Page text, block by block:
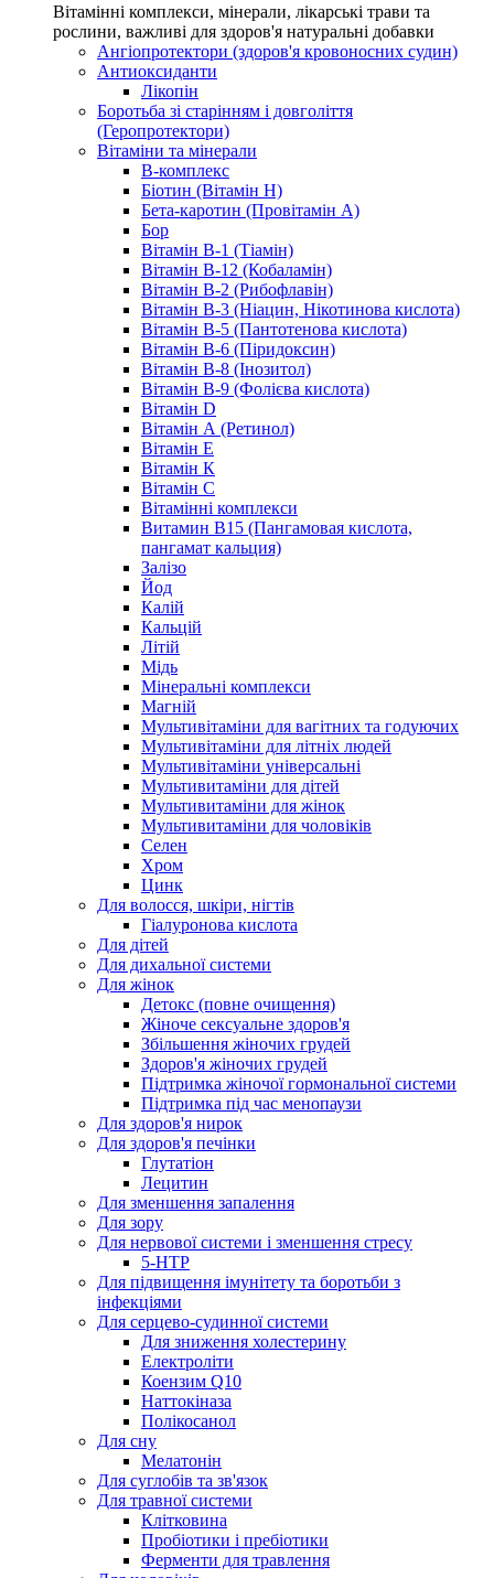
Вітамінні комплекси, мінерали, лікарські трави та
рослини, важливі для здоров'я натуральні добавки
Ангіопротектори (здоров'я кровоносних судин)
Антиоксиданти
Лікопін
Боротьба зі старінням і довголіття
(Геропротектори)
Вітаміни та мінерали
B-комплекс
Біотин (Вітамін H)
Бета-каротин (Провітамін А)
Бор
Вітамін B-1 (Тіамін)
Вітамін B-12 (Кобаламін)
Вітамін B-2 (Рибофлавін)
Вітамін B-3 (Ніацин, Нікотинова кислота)
Вітамін B-5 (Пантотенова кислота)
Вітамін B-6 (Піридоксин)
Вітамін B-8 (Інозитол)
Вітамін B-9 (Фолієва кислота)
Вітамін D
Вітамін А (Ретинол)
Вітамін Е
Вітамін К
Вітамін С
Вітамінні комплекси
Витамин B15 (Пангамовая кислота,
пангамат кальция)
Залізо
Йод
Калій
Кальцій
Літій
Мідь
Мінеральні комплекси
Магній
Мультивітаміни для вагітних та годуючих
Мультивітаміни для літніх людей
Мультивітаміни універсальні
Мультивитаміни для дітей
Мультивитаміни для жінок
Мультивитаміни для чоловіків
Селен
Хром
Цинк
Для волосся, шкіри, нігтів
Гіалуронова кислота
Для дітей
Для дихальної системи
Для жінок
Детокс (повне очищення)
Жіноче сексуальне здоров'я
Збільшення жіночих грудей
Здоров'я жіночих грудей
Підтримка жіночої гормональної системи
Підтримка під час менопаузи
Для здоров'я нирок
Для здоров'я печінки
Глутатіон
Лецитин
Для зменшення запалення
Для зору
Для нервової системи і зменшення стресу
5-HTP
Для підвищення імунітету та боротьби з
інфекціями
Для серцево-судинної системи
Для зниження холестерину
Електроліти
Коензим Q10
Наттокіназа
Полікосанол
Для сну
Мелатонін
Для суглобів та зв'язок
Для травної системи
Клітковина
Пробіотики і пребіотики
Ферменти для травлення